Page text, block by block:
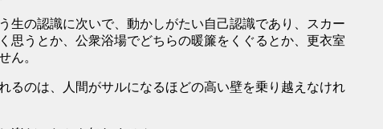
の認識に次いで、動かしがたい自己認識であり、スカー
思うとか、公衆浴場でどちらの暖簾をくぐるとか、更衣室
ん。
のは、人間がサルになるほどの高い壁を乗り越えなけれ